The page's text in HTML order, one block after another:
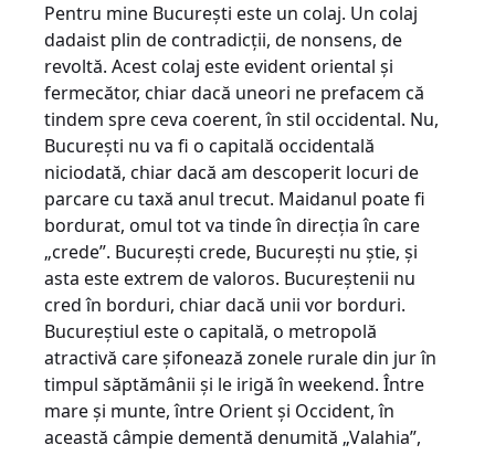
Pentru mine București este un colaj. Un colaj
dadaist plin de contradicții, de nonsens, de
revoltă. Acest colaj este evident oriental și
fermecător, chiar dacă uneori ne prefacem că
tindem spre ceva coerent, în stil occidental. Nu,
București nu va fi o capitală occidentală
niciodată, chiar dacă am descoperit locuri de
parcare cu taxă anul trecut. Maidanul poate fi
bordurat, omul tot va tinde în direcția în care
„crede”. București crede, București nu știe, și
asta este extrem de valoros. Bucureștenii nu
cred în borduri, chiar dacă unii vor borduri.
Bucureștiul este o capitală, o metropolă
atractivă care șifonează zonele rurale din jur în
timpul săptămânii și le irigă în weekend. Între
mare și munte, între Orient și Occident, în
această câmpie dementă denumită „Valahia”,